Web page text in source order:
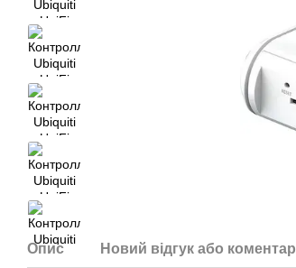
Опис Новий відгук або коментар